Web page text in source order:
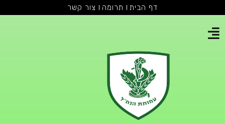
דף הבית תרומה צור קשר